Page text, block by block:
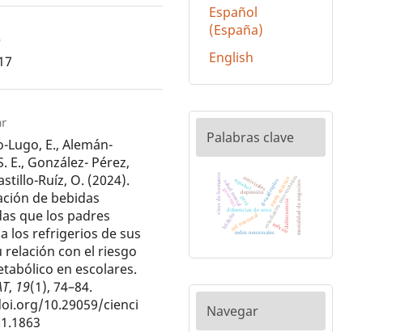
Lugo, E., Alemán-
E., González- Pérez,
Ruíz, O. (2024).
de bebidas
que los padres
los refrigerios de sus
relación con el riesgo
en escolares.
, 19(1), 74–84.
10.29059/cienci
Español
(España)
English
Palabras clave
depresiónestudiantes universitarios
diferencias de sexo
salud mental g-cuádruples
virus de humanosgenomas
antivirales
delincuencia mortalidad de negocios
perú
hñähñu
español
redes neuronales
red neuronal méxico
estrés abiótico
Navegar